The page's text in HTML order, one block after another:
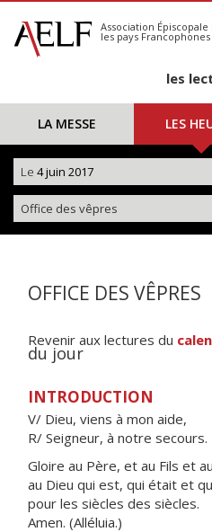
S'abonner
Calendrier
Association
les pays Francophones
les
LA MESSE LES
Le 4 juin 2017
Office des vêpres
OFFICE DES VÊPRES
Revenir aux lectures du
du jour
INTRODUCTION
V/ Dieu, viens à mon aide,
R/ Seigneur, à notre secours.
Gloire au Père, et au Fils et
au Dieu qui est, qui était et
pour les siècles des siècles.
Amen. (Alléluia.)